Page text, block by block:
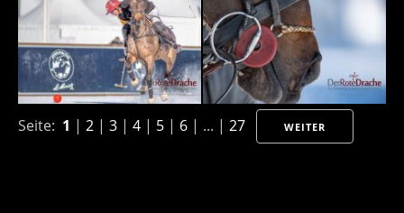
Seite: 1 | 2 | 3 | 4 | 5 | 6 | ... | 27 WEITER